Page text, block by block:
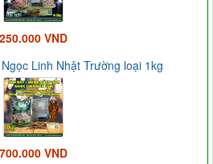
250.000 VND
Linh Nhật Trường loại 1kg
700.000 VND